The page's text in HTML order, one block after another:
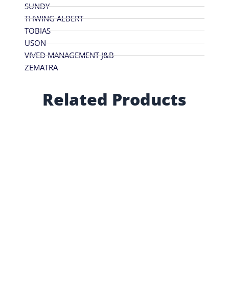
SUNDY
THWING ALBERT
TOBIAS
USON
VIVED MANAGEMENT J&B
ZEMATRA
Related Products